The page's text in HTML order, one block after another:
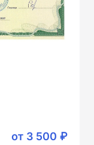
от 3 500 ₽